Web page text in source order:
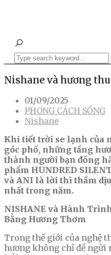
Nishane và hương
01/09/2025
PHONG CÁCH SỐNG
Nishane
Khi tiết trời se lạnh của
góc phố, những tầng
thành người bạn đồng
phẩm HUNDRED
và ANI là lời thì thầm
nhất trong năm.
NISHANE và Hành
Bằng Hương Thơm
Trong thế giới của nghệ
hương không chỉ để ngửi